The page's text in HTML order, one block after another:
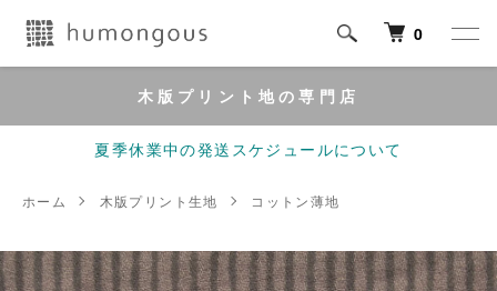
0
木版プリント地の専門店
夏季休業中の発送スケジュールについて
ホーム 木版プリント生地 コットン薄地